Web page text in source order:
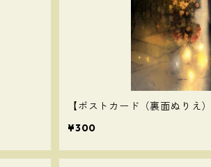
【ポストカード（裏面ぬりえ
¥300